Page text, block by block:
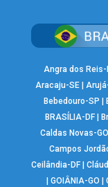
Angra dos Reis-
Aracaju-SE |
Bebedouro-SP
BRASÍLIA-DF|
Caldas Novas-GO
Campos
Ceilândia-DF|
GOIÂNIA-GO